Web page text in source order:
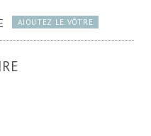
AJOUTEZ LE VÔTRE